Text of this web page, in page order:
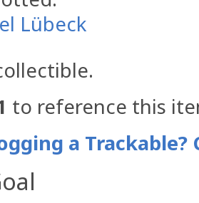
Lübeck
to reference this
a Trackable?